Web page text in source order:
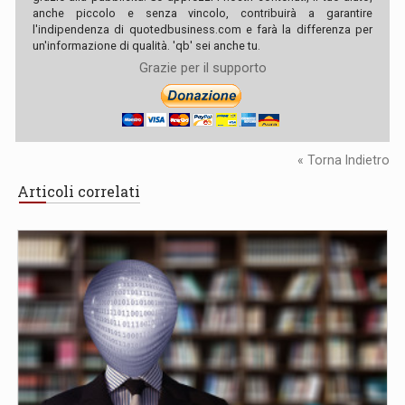
anche piccolo e senza vincolo, contribuirà a garantire
l'indipendenza di quotedbusiness.com e farà la differenza per
un'informazione di qualità. 'qb' sei anche tu.
Grazie per il supporto
« Torna Indietro
Articoli correlati